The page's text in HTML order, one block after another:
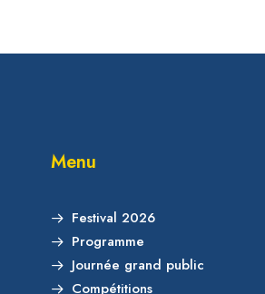
Menu
Festival 2026
Programme
Journée grand public
Compétitions